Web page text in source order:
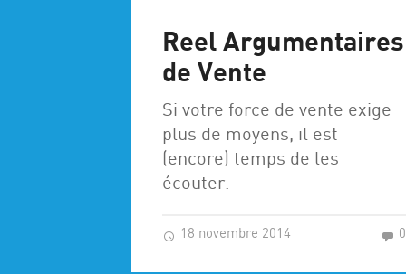
Reel Argumentaires
de Vente
Si votre force de vente exige
plus de moyens, il est
(encore) temps de les
écouter.
18 novembre 2014 0